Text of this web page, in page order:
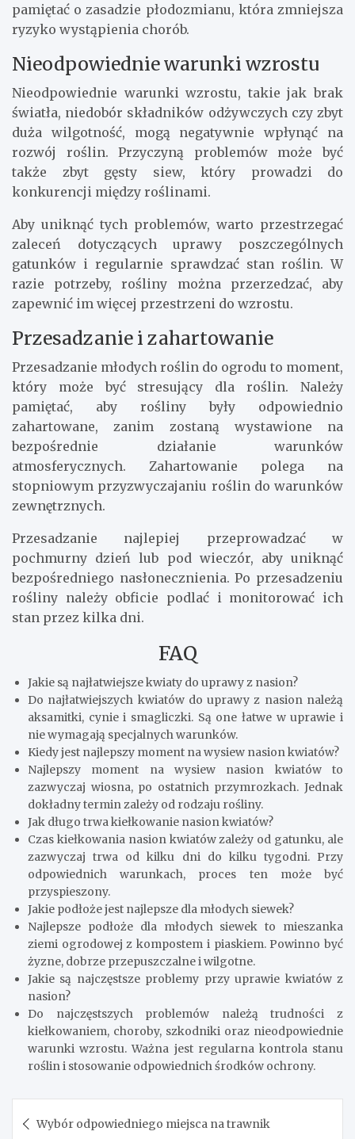
pamiętać o zasadzie płodozmianu, która zmniejsza
ryzyko wystąpienia chorób.
Nieodpowiednie warunki wzrostu
Nieodpowiednie warunki wzrostu, takie jak brak
światła, niedobór składników odżywczych czy zbyt
duża wilgotność, mogą negatywnie wpłynąć na
rozwój roślin. Przyczyną problemów może być
także zbyt gęsty siew, który prowadzi do
konkurencji między roślinami.
Aby uniknąć tych problemów, warto przestrzegać
zaleceń dotyczących uprawy poszczególnych
gatunków i regularnie sprawdzać stan roślin. W
razie potrzeby, rośliny można przerzedzać, aby
zapewnić im więcej przestrzeni do wzrostu.
Przesadzanie i zahartowanie
Przesadzanie młodych roślin do ogrodu to moment,
który może być stresujący dla roślin. Należy
pamiętać, aby rośliny były odpowiednio
zahartowane, zanim zostaną wystawione na
bezpośrednie działanie warunków
atmosferycznych. Zahartowanie polega na
stopniowym przyzwyczajaniu roślin do warunków
zewnętrznych.
Przesadzanie najlepiej przeprowadzać w
pochmurny dzień lub pod wieczór, aby uniknąć
bezpośredniego nasłonecznienia. Po przesadzeniu
rośliny należy obficie podlać i monitorować ich
stan przez kilka dni.
FAQ
Jakie są najłatwiejsze kwiaty do uprawy z nasion?
Do najłatwiejszych kwiatów do uprawy z nasion należą
aksamitki, cynie i smagliczki. Są one łatwe w uprawie i
nie wymagają specjalnych warunków.
Kiedy jest najlepszy moment na wysiew nasion kwiatów?
Najlepszy moment na wysiew nasion kwiatów to
zazwyczaj wiosna, po ostatnich przymrozkach. Jednak
dokładny termin zależy od rodzaju rośliny.
Jak długo trwa kiełkowanie nasion kwiatów?
Czas kiełkowania nasion kwiatów zależy od gatunku, ale
zazwyczaj trwa od kilku dni do kilku tygodni. Przy
odpowiednich warunkach, proces ten może być
przyspieszony.
Jakie podłoże jest najlepsze dla młodych siewek?
Najlepsze podłoże dla młodych siewek to mieszanka
ziemi ogrodowej z kompostem i piaskiem. Powinno być
żyzne, dobrze przepuszczalne i wilgotne.
Jakie są najczęstsze problemy przy uprawie kwiatów z
nasion?
Do najczęstszych problemów należą trudności z
kiełkowaniem, choroby, szkodniki oraz nieodpowiednie
warunki wzrostu. Ważna jest regularna kontrola stanu
roślin i stosowanie odpowiednich środków ochrony.
Wybór odpowiedniego miejsca na trawnik